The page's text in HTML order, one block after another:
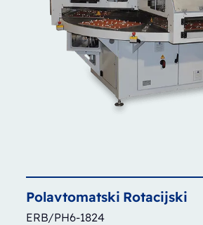
Polavtomatski Rotacijski
ERB/PH6-1824